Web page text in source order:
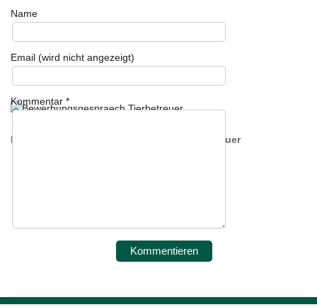
Das Bewerbungsgespräch mit dem Tierbetreuer
Name
Email (wird nicht angezeigt)
Kommentar *